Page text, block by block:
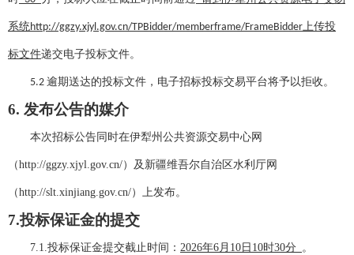
系统http://ggzy.xjyl.gov.cn/TPBidder/memberframe/FrameBidder上传投
标文件递交电子投标文件。
5.2 逾期送达的投标文件，电子招标投标交易平台将予以拒收。
6. 发布公告的媒介
本次招标公告同时在伊犁州公共资源交易中心网
（http://ggzy.xjyl.gov.cn/）及新疆维吾尔自治区水利厅网
（http://slt.xinjiang.gov.cn/）上发布。
7.投标保证金的提交
7.1.投标保证金提交截止时间： 2026年6月10日10时30分 。